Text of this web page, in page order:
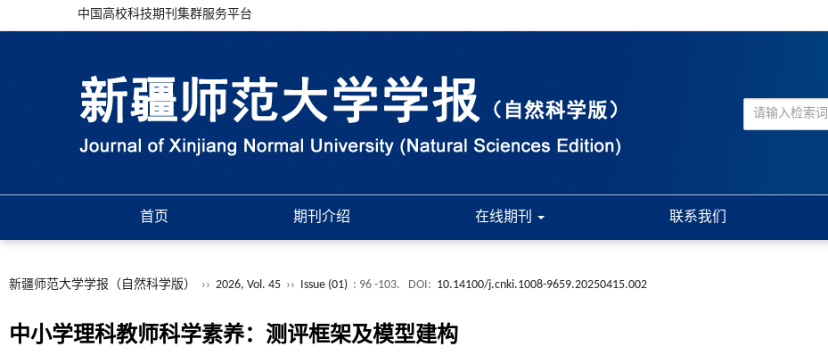
中国高校科技期刊集群服务平台
首页 期刊介绍 在线期刊 联系我们
新疆师范大学学报（自然科学版） ›› 2026, Vol. 45 ›› Issue (01) : 96 -103. DOI: 10.14100/j.cnki.1008-9659.20250415.002
中小学理科教师科学素养：测评框架及模型建构